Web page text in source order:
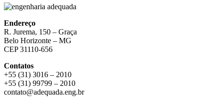
Endereço
R. Jurema, 150 – Graça
Belo Horizonte – MG
CEP 31110-656
Contatos
+55 (31) 3016 – 2010
+55 (31) 99799 – 2010
contato@adequada.eng.br